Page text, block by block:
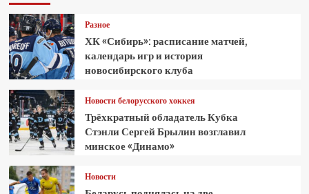
Разное
ХК «Сибирь»: расписание матчей,
календарь игр и история
новосибирского клуба
Новости белорусского хоккея
Трёхкратный обладатель Кубка
Стэнли Сергей Брылин возглавил
минское «Динамо»
Новости